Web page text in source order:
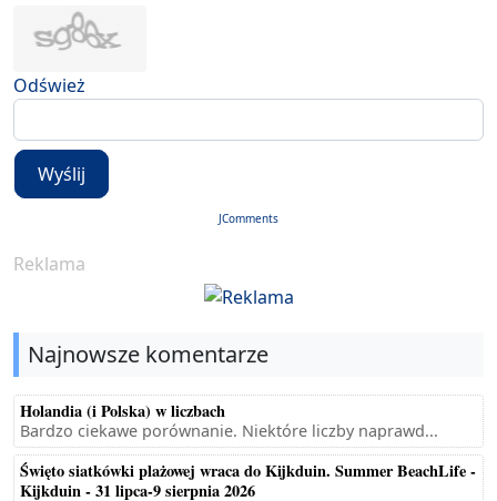
Odśwież
Wyślij
JComments
Reklama
Najnowsze komentarze
Holandia (i Polska) w liczbach
Bardzo ciekawe porównanie. Niektóre liczby naprawd...
Święto siatkówki plażowej wraca do Kijkduin. Summer BeachLife -
Kijkduin - 31 lipca-9 sierpnia 2026